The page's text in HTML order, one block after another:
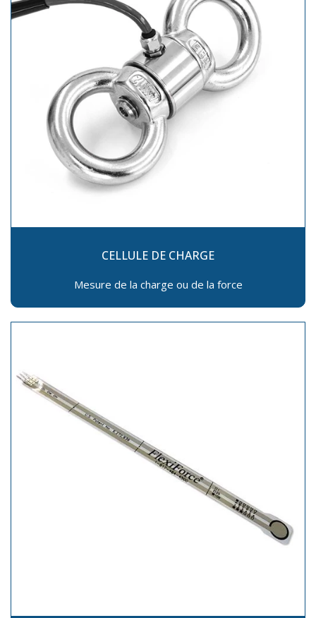
CELLULE DE CHARGE
Mesure de la charge ou de la force